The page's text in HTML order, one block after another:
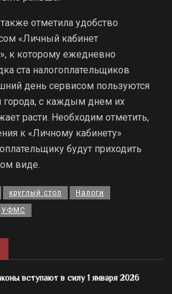
отметила удобство
«Личный кабинет
к которому ежедневно
ста налогоплательщиков
день сервисом пользуются
города, с каждым днем их
расти. Необходим отметить,
к «Личному кабинету»
будут приходить
виде.
круглый стол Налоги
УФМС
вступают в силу 1 января 2026